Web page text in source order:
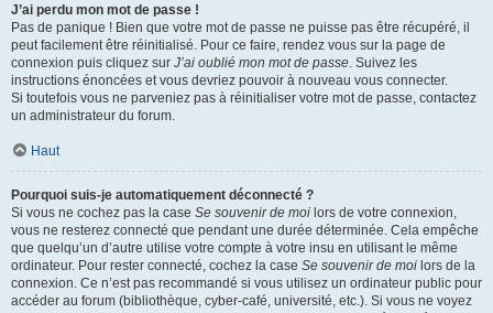
J’ai perdu mon mot de passe !
Pas de panique ! Bien que votre mot de passe ne puisse pas être récupéré, il
peut facilement être réinitialisé. Pour ce faire, rendez vous sur la page de
connexion puis cliquez sur J’ai oublié mon mot de passe . Suivez les
instructions énoncées et vous devriez pouvoir à nouveau vous connecter.
Si toutefois vous ne parveniez pas à réinitialiser votre mot de passe, contactez
un administrateur du forum.
Haut
Pourquoi suis-je automatiquement déconnecté ?
Si vous ne cochez pas la case Se souvenir de moi lors de votre connexion,
vous ne resterez connecté que pendant une durée déterminée. Cela empêche
que quelqu’un d’autre utilise votre compte à votre insu en utilisant le même
ordinateur. Pour rester connecté, cochez la case Se souvenir de moi lors de la
connexion. Ce n’est pas recommandé si vous utilisez un ordinateur public pour
accéder au forum (bibliothèque, cyber-café, université, etc.). Si vous ne voyez